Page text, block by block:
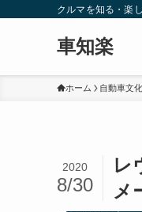
クルマを知る・楽
車知楽
ホーム 自動車文化
レ
メ
2020
8/30